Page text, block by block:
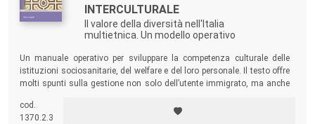
INTERCULTURALE
Il valore della diversità nell'Italia
multietnica. Un modello operativo
Un manuale operativo per sviluppare la competenza culturale delle
istituzioni sociosanitarie, del welfare e del loro personale. Il testo offre
molti spunti sulla gestione non solo dell’utente immigrato, ma anche
l’applicazione della competenza culturale.
cod.
1370.2.3